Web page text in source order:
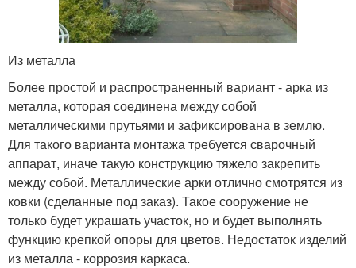
Из металла
Более простой и распространенный вариант - арка из
металла, которая соединена между собой
металлическими прутьями и зафиксирована в землю.
Для такого варианта монтажа требуется сварочный
аппарат, иначе такую конструкцию тяжело закрепить
между собой. Металлические арки отлично смотрятся из
ковки (сделанные под заказ). Такое сооружение не
только будет украшать участок, но и будет выполнять
функцию крепкой опоры для цветов. Недостаток изделий
из металла - коррозия каркаса.